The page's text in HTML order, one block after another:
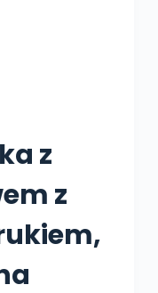
z
z